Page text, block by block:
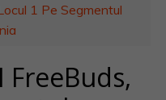
1 Pe Segmentul
FreeBuds,